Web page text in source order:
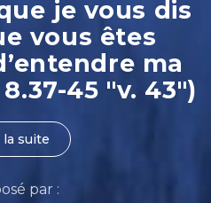
je vous dis
vous êtes
ma
45 "v. 43")
la suite
par :